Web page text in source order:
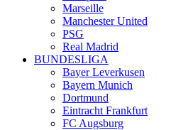
Marseille
Manchester United
PSG
Real Madrid
BUNDESLIGA
Bayer Leverkusen
Bayern Munich
Dortmund
Eintracht Frankfurt
FC Augsburg